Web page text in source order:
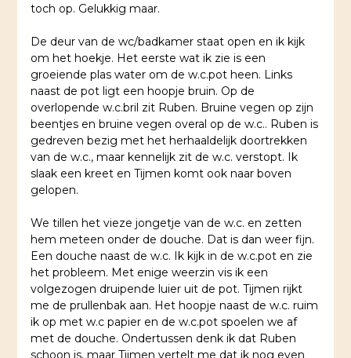
toch op. Gelukkig maar.
De deur van de wc/badkamer staat open en ik kijk
om het hoekje. Het eerste wat ik zie is een
groeiende plas water om de w.c.pot heen. Links
naast de pot ligt een hoopje bruin. Op de
overlopende w.c.bril zit Ruben. Bruine vegen op zijn
beentjes en bruine vegen overal op de w.c.. Ruben is
gedreven bezig met het herhaaldelijk doortrekken
van de w.c., maar kennelijk zit de w.c. verstopt. Ik
slaak een kreet en Tijmen komt ook naar boven
gelopen.
We tillen het vieze jongetje van de w.c. en zetten
hem meteen onder de douche. Dat is dan weer fijn.
Een douche naast de w.c. Ik kijk in de w.c.pot en zie
het probleem. Met enige weerzin vis ik een
volgezogen druipende luier uit de pot. Tijmen rijkt
me de prullenbak aan. Het hoopje naast de w.c. ruim
ik op met w.c papier en de w.c.pot spoelen we af
met de douche. Ondertussen denk ik dat Ruben
schoon is, maar Tijmen vertelt me dat ik nog even